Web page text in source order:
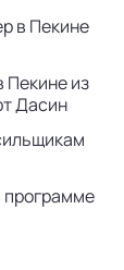
в Пекине
Пекине из
Дасин
программе